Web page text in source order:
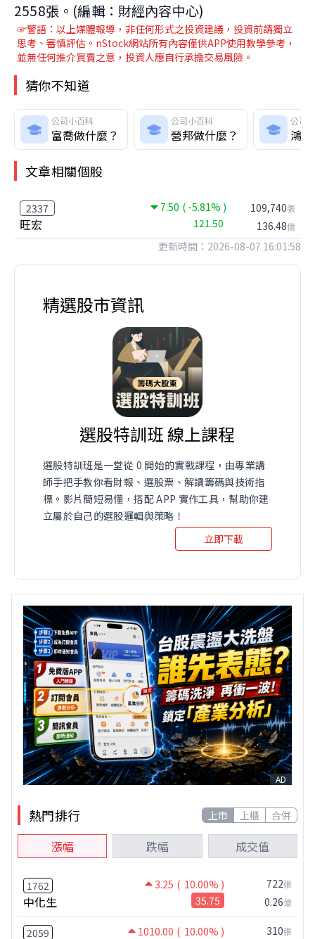
2558張。(編輯：財經內容中心)
☞警語：以上媒體報導，非任何形式之投資建議，投資前請獨立
思考、審慎評估。nStock網站所有內容僅供APP使用教學參考，
並無任何推介買賣之意，投資人應自行承擔交易風險。
猜你不知道
公司小百科
富喬做什麼？
公司小百科
營邦做什麼？
公司
鴻
文章相關個股
2337 7.50 ( -5.81% )
旺宏 121.50
109,740張
136.48億
更新時間：2026-08-07 16:01:58
精選股市資訊
選股特訓班 線上課程
選股特訓班是一堂從 0 開始的實戰課程，由專業講
師手把手教你看財報、選股票、解讀籌碼與技術指
標。影片簡短易懂，搭配 APP 實作工具，幫助你建
立屬於自己的選股邏輯與策略！
立即下載
AD
熱門排行 上市 上櫃 合併
漲幅 跌幅 成交值
1762 3.25 ( 10.00% )
中化生 35.75
722張
0.26億
2059 1010.00 ( 10.00% ) 310張